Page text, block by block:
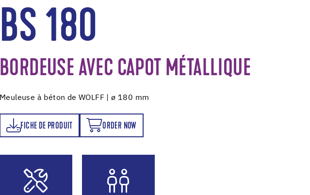
BS 180
BORDEUSE AVEC CAPOT MÉTALLIQUE
Meuleuse à béton de WOLFF | ø 180 mm
FICHE DE PRODUIT ORDER NOW
ORDER NOW